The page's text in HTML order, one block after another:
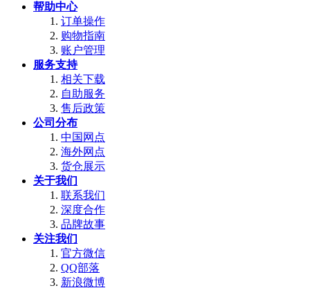
帮助中心
订单操作
购物指南
账户管理
服务支持
相关下载
自助服务
售后政策
公司分布
中国网点
海外网点
货仓展示
关于我们
联系我们
深度合作
品牌故事
关注我们
官方微信
QQ部落
新浪微博